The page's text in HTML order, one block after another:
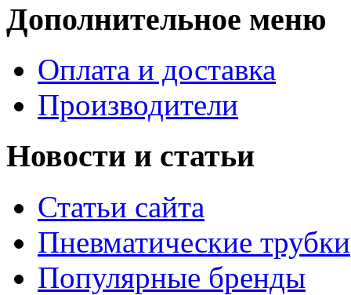
Дополнительное меню
Оплата и доставка
Производители
Новости и статьи
Статьи сайта
Пневматические трубки
Популярные бренды